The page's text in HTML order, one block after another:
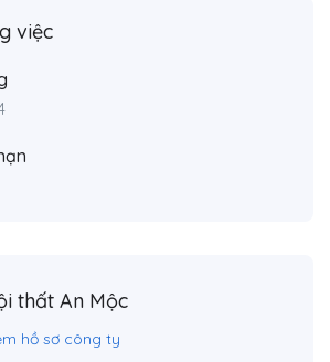
việc
thất An Mộc
hồ sơ công ty